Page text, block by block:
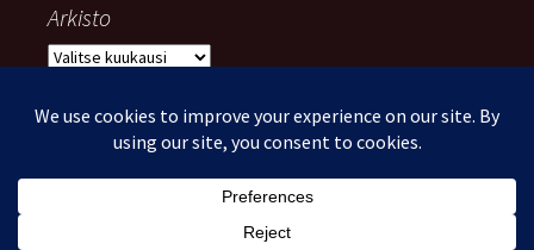
Arkisto
Arkisto